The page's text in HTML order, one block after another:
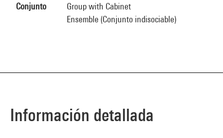
Conjunto
Group with Cabinet
Ensemble (Conjunto indisociable)
Información detallada